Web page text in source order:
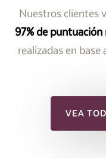
Nuestros clientes
97% de puntuación
realizadas en base
VEA